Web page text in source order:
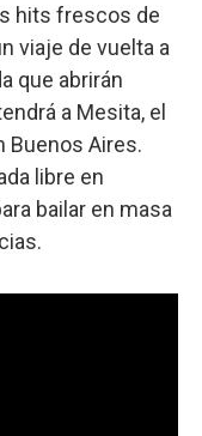
hits frescos de
viaje de vuelta a
que abrirán
a Mesita, el
Buenos Aires.
libre en
bailar en masa